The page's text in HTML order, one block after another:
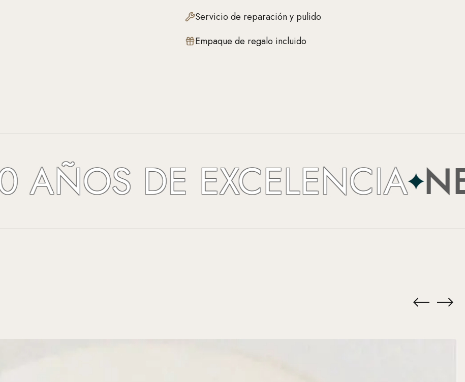
Servicio de reparación y pulido
Empaque de regalo incluido
DE EXCELENCIA